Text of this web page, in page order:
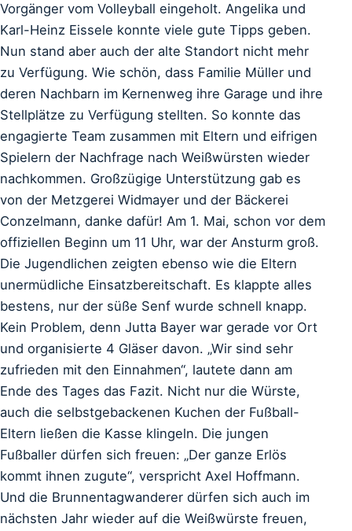
Vorgänger vom Volleyball eingeholt. Angelika und
Karl-Heinz Eissele konnte viele gute Tipps geben.
Nun stand aber auch der alte Standort nicht mehr
zu Verfügung. Wie schön, dass Familie Müller und
deren Nachbarn im Kernenweg ihre Garage und ihre
Stellplätze zu Verfügung stellten. So konnte das
engagierte Team zusammen mit Eltern und eifrigen
Spielern der Nachfrage nach Weißwürsten wieder
nachkommen. Großzügige Unterstützung gab es
von der Metzgerei Widmayer und der Bäckerei
Conzelmann, danke dafür! Am 1. Mai, schon vor dem
offiziellen Beginn um 11 Uhr, war der Ansturm groß.
Die Jugendlichen zeigten ebenso wie die Eltern
unermüdliche Einsatzbereitschaft. Es klappte alles
bestens, nur der süße Senf wurde schnell knapp.
Kein Problem, denn Jutta Bayer war gerade vor Ort
und organisierte 4 Gläser davon. „Wir sind sehr
zufrieden mit den Einnahmen“, lautete dann am
Ende des Tages das Fazit. Nicht nur die Würste,
auch die selbstgebackenen Kuchen der Fußball-
Eltern ließen die Kasse klingeln. Die jungen
Fußballer dürfen sich freuen: „Der ganze Erlös
kommt ihnen zugute“, verspricht Axel Hoffmann.
Und die Brunnentagwanderer dürfen sich auch im
nächsten Jahr wieder auf die Weißwürste freuen,